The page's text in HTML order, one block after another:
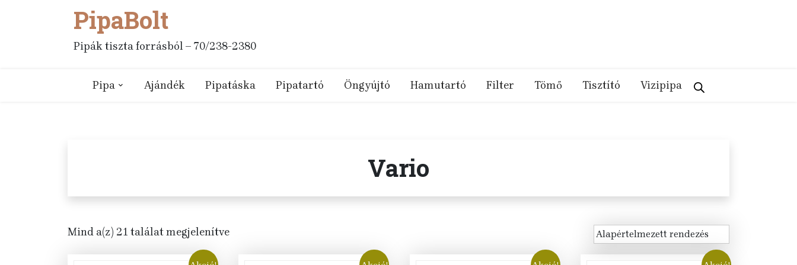
PipaBolt
Pipák tiszta forrásból – 70/238-2380
Pipa Ajándék Pipatáska Pipatartó Öngyújtó Hamutartó Filter Tömő Tisztító Vizipipa
Vario
Mind a(z) 21 találat megjelenítve